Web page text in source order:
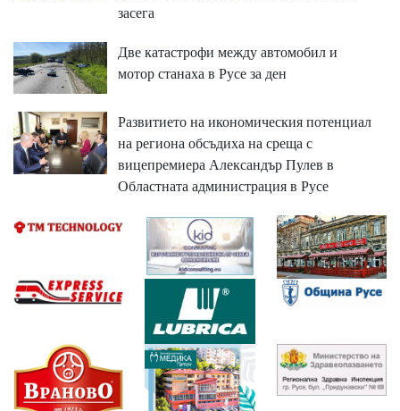
засега
Две катастрофи между автомобил и
мотор станаха в Русе за ден
Развитието на икономическия потенциал
на региона обсъдиха на среща с
вицепремиера Александър Пулев в
Областната администрация в Русе